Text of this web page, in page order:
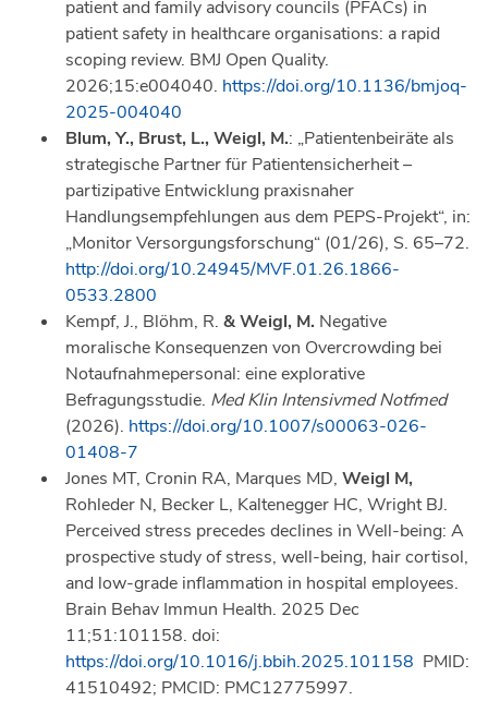
patient and family advisory councils (PFACs) in
patient safety in healthcare organisations: a rapid
scoping review. BMJ Open Quality.
2026;15:e004040. https://doi.org/10.1136/bmjoq-
2025-004040
Blum, Y., Brust, L., Weigl, M.: „Patientenbeiräte als
strategische Partner für Patientensicherheit –
partizipative Entwicklung praxisnaher
Handlungsempfehlungen aus dem PEPS-Projekt“, in:
„Monitor Versorgungsforschung“ (01/26), S. 65–72.
http://doi.org/10.24945/MVF.01.26.1866-
0533.2800
Kempf, J., Blöhm, R. & Weigl, M. Negative
moralische Konsequenzen von Overcrowding bei
Notaufnahmepersonal: eine explorative
Befragungsstudie. Med Klin Intensivmed Notfmed
(2026). https://doi.org/10.1007/s00063-026-
01408-7
Jones MT, Cronin RA, Marques MD, Weigl M,
Rohleder N, Becker L, Kaltenegger HC, Wright BJ.
Perceived stress precedes declines in Well-being: A
prospective study of stress, well-being, hair cortisol,
and low-grade inflammation in hospital employees.
Brain Behav Immun Health. 2025 Dec
11;51:101158. doi:
https://doi.org/10.1016/j.bbih.2025.101158 PMID:
41510492; PMCID: PMC12775997.